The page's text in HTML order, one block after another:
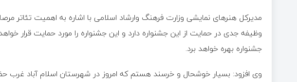
مدیرکل هنرهای نمایشی وزارت فرهنگ وارشاد اسلامی با اشاره به اهمیت تئاتر
وظیفه جدی در حمایت از این جشنواره دارد و این جشنواره را مورد حمایت قرار
جشنواره بهره خواهد برد.
وی افزود: بسیار خوشحال و خرسند هستم که امروز در شهرستان اسلام آباد غرب